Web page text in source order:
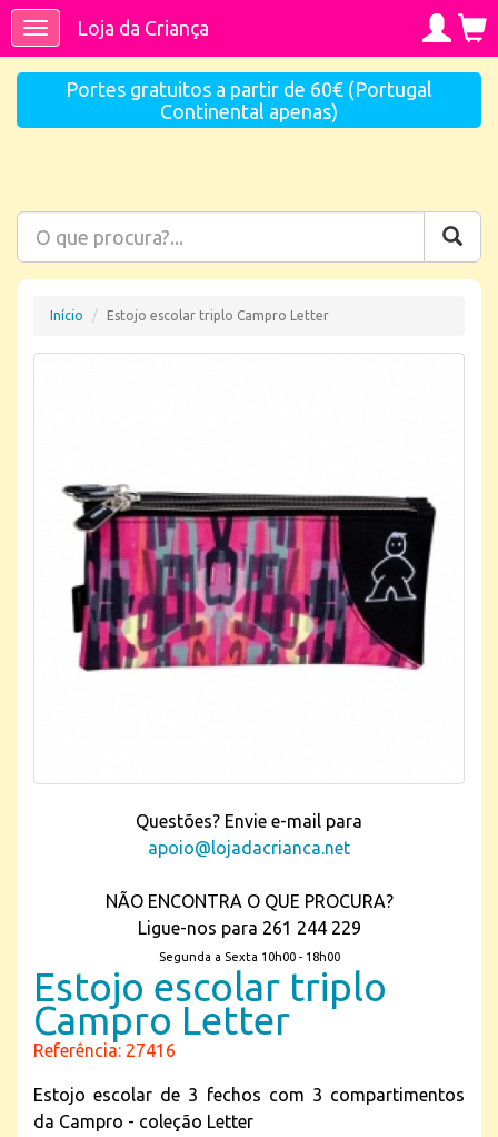
ToggleLoja da Criança
Portes gratuitos a partir de 60€ (Portugal
Continental apenas)
Início Estojo escolar triplo Campro Letter
Questões? Envie e-mail para
apoio@lojadacrianca.net
NÃO ENCONTRA O QUE PROCURA?
Ligue-nos para 261 244 229
Segunda a Sexta 10h00 - 18h00
Estojo escolar triplo
Campro Letter
Referência: 27416
Estojo escolar de 3 fechos com 3 compartimentos
da Campro - coleção Letter